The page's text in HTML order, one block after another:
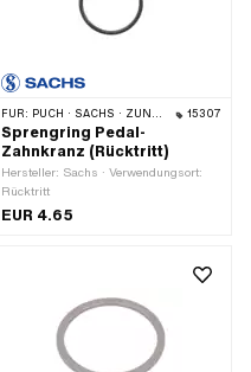
FÜR: PUCH · SACHS · ZÜNDAPP BELMONDO · CILO 15307
Sprengring Pedal-
Zahnkranz (Rücktritt)
Hersteller: Sachs · Verwendungsort:
Rücktritt
EUR 4.65